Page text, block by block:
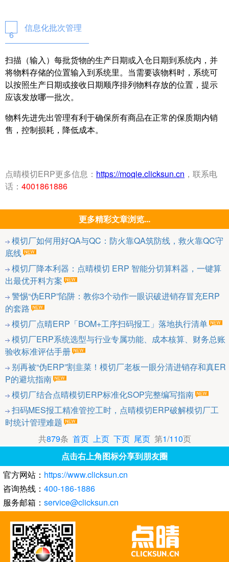
6
信息化批次管理
扫描（输入）每批货物的生产日期或入仓日期到系统内，并
将物料存储的位置输入到系统里。当需要该物料时，系统可
以按照生产日期或接收日期顺序排列物料存放的位置，提示
应该发放哪一批次。
物料先进先出管理有利于确保所有商品在正常的保质期内销
售，控制损耗，降低成本。
点晴模切ERP更多信息： https://moqie.clicksun.cn ，联系电
话： 4001861886
更多精彩文章浏览...
模切厂如何用好QA与QC：防火靠QA筑防线，救火靠QC守
底线
模切厂降本利器：点晴模切 ERP 智能分切算料器，一键算
出最优开料方案
警惕“伪ERP”陷阱：教你3个动作一眼识破进销存冒充ERP
的套路
模切厂点晴ERP「BOM+工序扫码报工」落地执行清单
模切厂ERP系统选型与行业专属功能、成本核算、财务总账
验收标准评估手册
别再被“伪ERP”割韭菜！模切厂老板一眼分清进销存和真ER
P的避坑指南
模切厂结合点晴模切ERP标准化SOP完整编写指南
扫码MES报工精准管控工时，点晴模切ERP破解模切厂工
时统计管理难题
共879条 首页 上页 下页 尾页第1/110页
点击右上角图标分享到朋友圈
官方网站： https://www.clicksun.cn
咨询热线： 400-186-1886
服务邮箱： service@clicksun.cn